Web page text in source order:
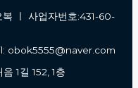
ㅣ 사업자번호:431-60-
obok5555@naver.com
1길 152, 1층